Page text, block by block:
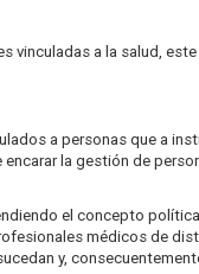
vinculadas a la salud,
a personas que a
la gestión de
el concepto
médicos de
y,